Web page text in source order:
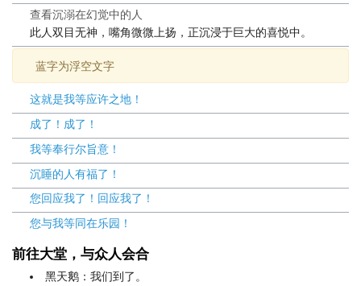
查看沉溺在幻觉中的人
此人双目无神，嘴角微微上扬，正沉浸于巨大的喜悦中。
蓝字为浮空文字
这就是我等应许之地！
成了！成了！
我等奉行尔旨意！
沉睡的人有福了！
您回应我了！回应我了！
您与我等同在乐园！
前往大堂，与众人会合
黑天鹅：我们到了。